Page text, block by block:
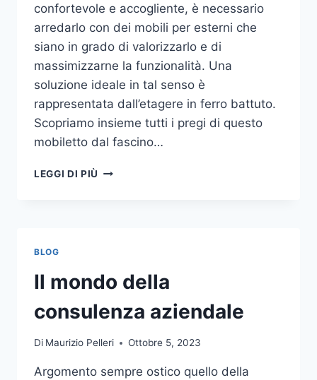
confortevole e accogliente, è necessario
arredarlo con dei mobili per esterni che
siano in grado di valorizzarlo e di
massimizzarne la funzionalità. Una
soluzione ideale in tal senso è
rappresentata dall’etagere in ferro battuto.
Scopriamo insieme tutti i pregi di questo
mobiletto dal fascino…
LEGGI DI PIÙ ETAGERE
PER
L’ARREDO
GIARDINO
BLOG
Il mondo della
consulenza aziendale
Di Maurizio Pelleri Ottobre 5, 2023
Argomento sempre ostico quello della